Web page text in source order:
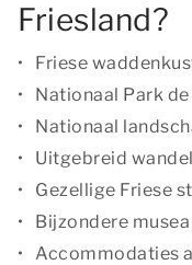
Friesland?
Friese
Nationaal Park
Nationaal
Uitgebreid
Gezellige Friese
Bijzondere musea
Accommodaties